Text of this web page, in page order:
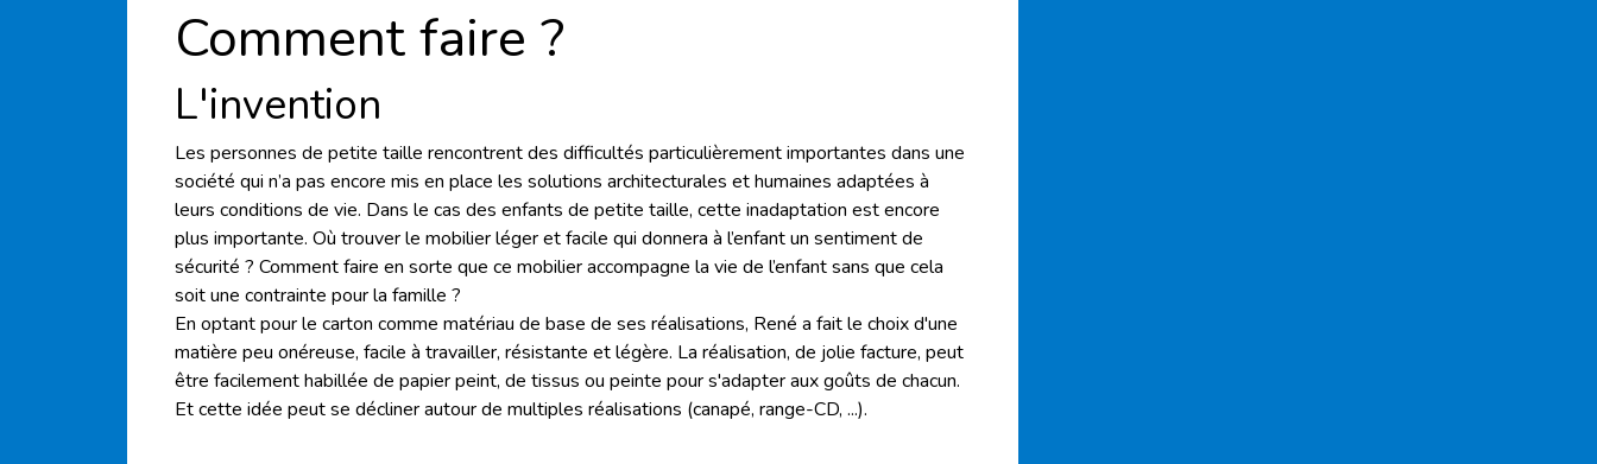
Comment faire ?
L'invention
Les personnes de petite taille rencontrent des difficultés particulièrement importantes dans une
société qui n’a pas encore mis en place les solutions architecturales et humaines adaptées à
leurs conditions de vie. Dans le cas des enfants de petite taille, cette inadaptation est encore
plus importante. Où trouver le mobilier léger et facile qui donnera à l’enfant un sentiment de
sécurité ? Comment faire en sorte que ce mobilier accompagne la vie de l’enfant sans que cela
soit une contrainte pour la famille ?
En optant pour le carton comme matériau de base de ses réalisations, René a fait le choix d'une
matière peu onéreuse, facile à travailler, résistante et légère. La réalisation, de jolie facture, peut
être facilement habillée de papier peint, de tissus ou peinte pour s'adapter aux goûts de chacun.
Et cette idée peut se décliner autour de multiples réalisations (canapé, range-CD, ...).